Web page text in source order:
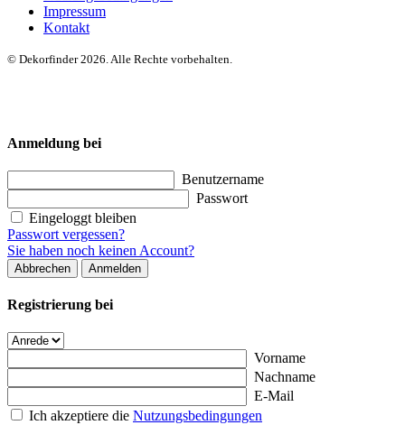
Impressum
Kontakt
© Dekorfinder 2026. Alle Rechte vorbehalten.
Anmeldung bei
Benutzername
Passwort
Eingeloggt bleiben
Passwort vergessen?
Sie haben noch keinen Account?
Abbrechen Anmelden
Registrierung bei
Vorname
Nachname
E-Mail
Ich akzeptiere die Nutzungsbedingungen